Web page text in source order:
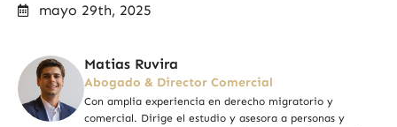
mayo 29th, 2025
Matias Ruvira
Abogado & Director Comercial
Con amplia experiencia en derecho migratorio y
comercial. Dirige el estudio y asesora a personas y